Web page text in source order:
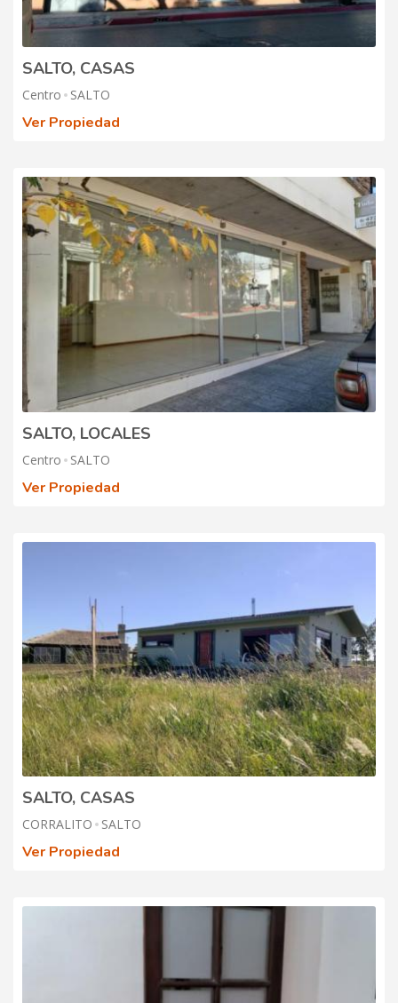
SALTO, CASAS
Centro SALTO
Ver Propiedad
SALTO, LOCALES
Centro SALTO
Ver Propiedad
SALTO, CASAS
CORRALITO SALTO
Ver Propiedad